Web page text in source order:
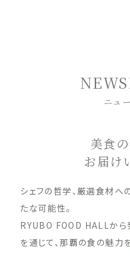
ニュ
美食の
お届け
シェフの哲学、厳選食材へ
たな可能性。
RYUBO FOOD HALLから
を通じて、那覇の食の魅力